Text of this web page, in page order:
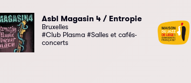
Asbl Magasin 4 / Entropie
Bruxelles
#Club Plasma #Salles et cafés-
concerts